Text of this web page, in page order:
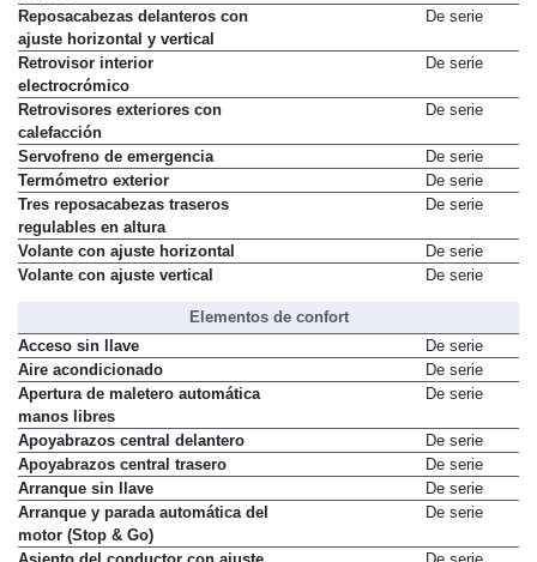
activos
Reposacabezas delanteros con
ajuste horizontal y vertical
Retrovisor interior
electrocrómico
Retrovisores exteriores con
calefacción
Servofreno de emergencia
De serie
Termómetro exterior
De serie
Tres reposacabezas traseros
regulables en altura
Volante con ajuste horizontal
De serie
Elementos de confort
Acceso sin llave
De serie
Aire acondicionado
De serie
Apertura de maletero automática
manos libres
Apoyabrazos central delantero
De serie
Apoyabrazos central trasero
De serie
Arranque sin llave
De serie
Arranque y parada automática del
motor (Stop & Go)